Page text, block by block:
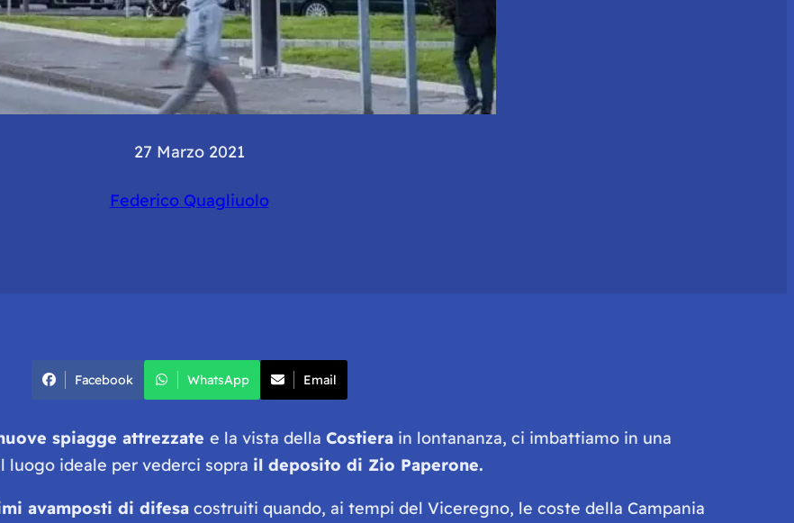
27 Marzo 2021
Federico Quagliuolo
Facebook WhatsApp Email
spiagge attrezzate e la vista della Costierain lontananza, ci imbattiamo in una
ideale per vederci sopra il deposito di Zio Paperone.
avamposti di difesacostruiti quando, ai tempi del Viceregno, le coste della Campania